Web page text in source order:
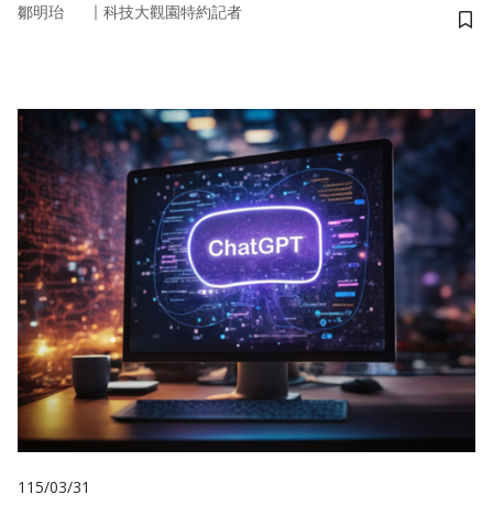
鄒明珆 ｜ 科技大觀園特約記者
儲
115/03/31